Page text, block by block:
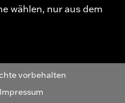
wählen, nur aus dem
vorbehalten
Impressum